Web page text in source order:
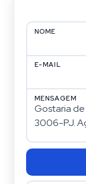
NOME
E-MAIL
MENSAGEM